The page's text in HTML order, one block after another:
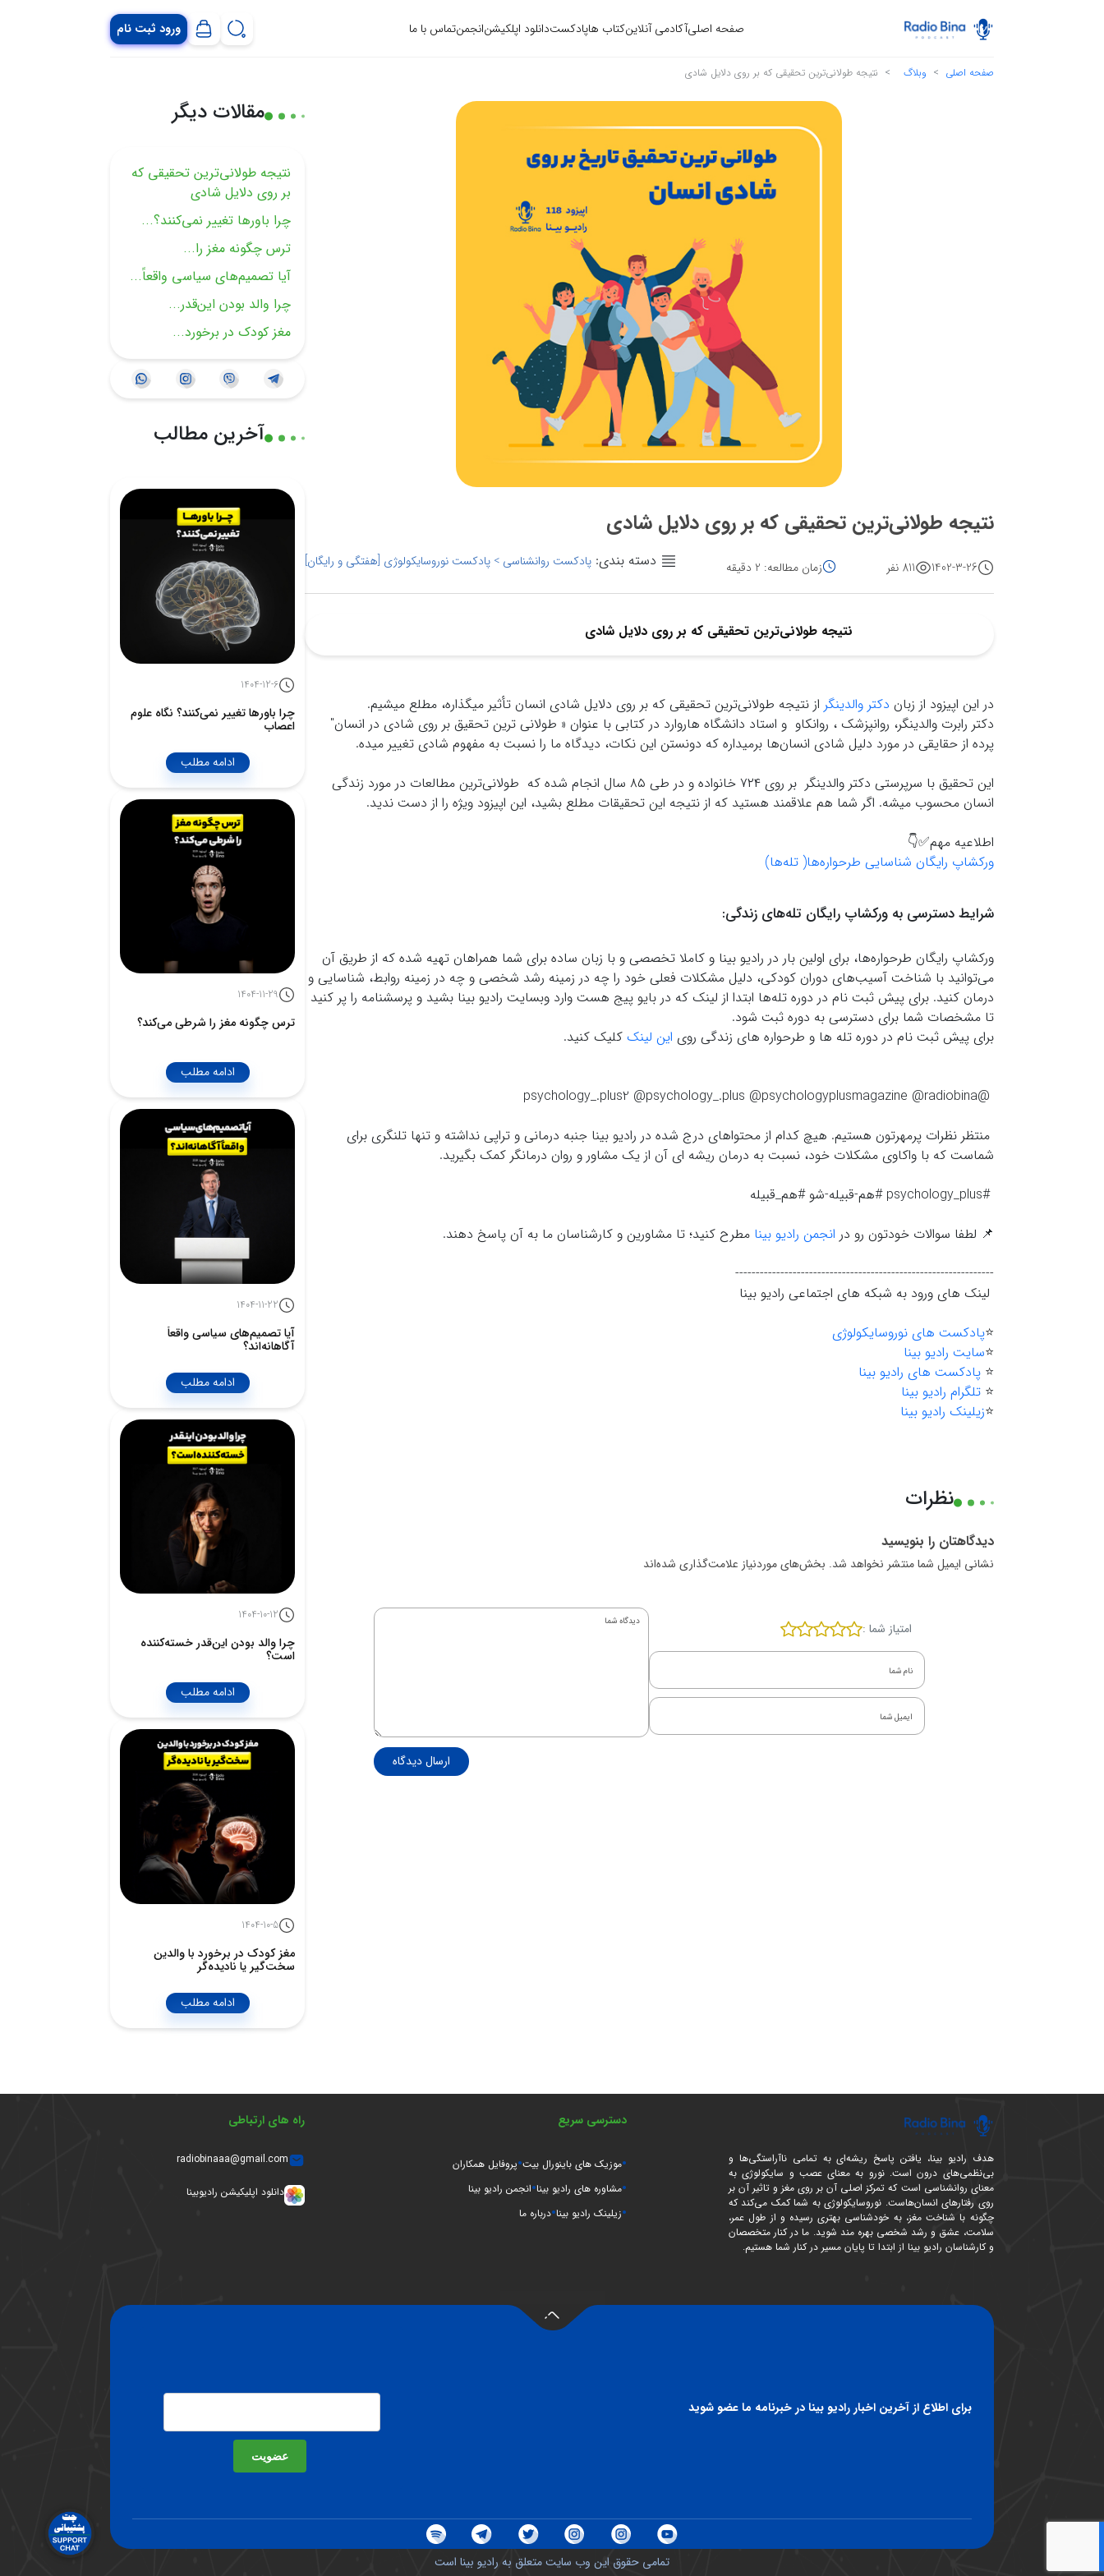
صفحه اصلیآکادمی آنلاینکتاب هاپادکستدانلود اپلکیشنانجمنتماس با ما ورود ثبت نام
صفحه اصلی وبلاگ نتیجه طولانی‌ترین تحقیقی که بر روی دلایل شادی
نتیجه طولانی‌ترین تحقیقی که بر روی دلایل شادی
1402-3-26 811 نفر زمان مطالعه: 2 دقیقه دسته بندی:پادکست روانشناسی > پادکست نوروسایکولوژی [هفتگی و رایگان]
نتیجه طولانی‌ترین تحقیقی که بر روی دلایل شادی
در این اپیزود از زبان دکتر والدینگر از نتیجه طولانی‌ترین تحقیقی که بر روی دلایل شادی انسان تأثیر میگذاره، مطلع میشیم.
دکتر رابرت والدینگر، روانپزشک ، روانکاو و استاد دانشگاه هاروارد در کتابی با عنوان « طولانی ترین تحقیق بر روی شادی در انسان"
پرده از حقایقی در مورد دلیل شادی انسان‌ها برمیداره که دونستن این نکات، دیدگاه ما را نسبت به مفهوم شادی تغییر میده.
این تحقیق با سرپرستی دکتر والدینگر بر روی ۷۲۴ خانواده و در طی ۸۵ سال انجام شده که طولانی‌ترین مطالعات در مورد زندگی
انسان محسوب میشه. اگر شما هم علاقمند هستید که از نتیجه این تحقیقات مطلع بشید، این اپیزود ویژه را از دست ندید.
اطلاعيه مهم✅👇
ورکشاپ رایگان شناسایی طرحواره‌ها( تله‌ها)
شرایط دسترسی به ورکشاپ رایگان تله‌های زندگی:
ورکشاپ رایگان طرحواره‌ها، برای اولین بار در رادیو بینا و کاملا تخصصی و با زبان ساده برای شما همراهان تهیه شده که از طریق آن
می‌توانید با شناخت آسیب‌های دوران کودکی، دلیل مشکلات فعلی خود را چه در زمینه رشد شخصی و چه در زمینه روابط، شناسایی و
درمان کنید. برای پیش ثبت نام در دوره تله‌ها ابتدا از لینک كه در بايو پيج هست وارد وبسايت راديو بينا بشيد و پرسشنامه را پر کنید
تا مشخصات شما برای دسترسی به دوره ثبت شود.
برای پیش ثبت نام در دوره تله ها و طرحواره های زندگی روی این لینککلیک کنید.
@psychology_.plus2 @psychology_.plus @psychologyplusmagazine @radiobina
منتظر نظرات پرمهرتون هستیم. هیچ کدام از محتواهای درج شده در رادیو بینا جنبه درمانی و تراپی نداشته و تنها تلنگری برای
شماست که با واکاوي مشکلات خود، نسبت به درمان ریشه ای آن از یک مشاور و روان درمانگر کمک بگیرید.
#psychology_plus #هم-قبیله-شو #هم_قبیله
📌 لطفا سوالات خودتون رو در انجمن رادیو بینا مطرح کنید؛ تا مشاورین و کارشناسان ما به آن پاسخ دهند.
---------------------------------------------------------------
لینک های ورود به شبکه های اجتماعی رادیو بینا
⭐️پادکست های نوروسایکولوژی
⭐️سایت رادیو بینا
⭐️پادکست های رادیو بینا
⭐️تلگرام رادیو بینا
⭐️زیلینک رادیو بینا
نظرات
دیدگاهتان را بنویسید
نشانی ایمیل شما منتشر نخواهد شد. بخش‌های موردنیاز علامت‌گذاری شده‌اند
امتیاز شما :
ارسال دیدگاه
مقالات دیگر
نتیجه طولانی‌ترین تحقیقی که
بر روی دلایل شادی
چرا باورها تغییر نمی‌کنند؟...
ترس چگونه مغز را...
آیا تصمیم‌های سیاسی واقعاً...
چرا والد بودن این‌قدر...
مغز کودک در برخورد...
آخرین مطالب
1404-12-6
چرا باورها تغییر نمی‌کنند؟ نگاه علوم
اعصاب
ادامه مطلب
1404-11-29
ترس چگونه مغز را شرطی می‌کند؟
ادامه مطلب
1404-11-22
آیا تصمیم‌های سیاسی واقعاً
آگاهانه‌اند؟
ادامه مطلب
1404-10-12
چرا والد بودن این‌قدر خسته‌کننده
است؟
ادامه مطلب
1404-10-5
مغز کودک در برخورد با والدین
سخت‌گیر یا نادیده‌گر
ادامه مطلب
هدف رادیو بینا، یافتن پاسخ ریشه‌ای به تمامی ناآراستگی‌ها و
بی‌نظمی‌های درون است. نورو به معنای عصب و سایکولوژی به
معنای روانشناسی است که تمرکز اصلی آن بر روی مغز و تاثیر آن بر
روی رفتارهای انسان‌هاست. نوروسایکولوژی به شما کمک می‌کند که
چگونه با شناخت مغز، به خودشناسی بهتری رسیده و از طول عمر،
سلامت، عشق و رشد شخصی بهره مند شوید. ما در کنار متخصصان
و کارشناسان رادیو بینا از ابتدا تا پایان مسیر در کنار شما هستیم.
دسترسی سریع
موزیک های باینورال بیت پروفایل همکاران
مشاوره های رادیو بینا انجمن رادیو بینا
زیلینک رادیو بینا درباره ما
راه های ارتباطی
radiobinaaa@gmail.com
دانلود اپلیکیشن رادیوبینا
برای اطلاع از آخرین اخبار رادیو بینا در خبرنامه ما عضو شوید
عضویت
تمامی حقوق این وب سایت متعلق به رادیو بینا است